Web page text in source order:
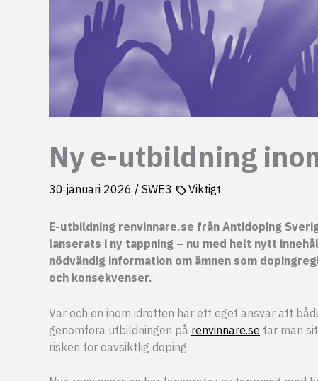
Ny e-utbildning
30 januari 2026 / SWE3 Viktigt
E-utbildning renvinnare.se från Antidoping
lanserats i ny tappning – nu med helt nytt
nödvändig information om ämnen som
och konsekvenser.
Var och en inom idrotten har ett eget ansvar att
genomföra utbildningen på renvinnare.se tar man
risken för oavsiktlig doping.